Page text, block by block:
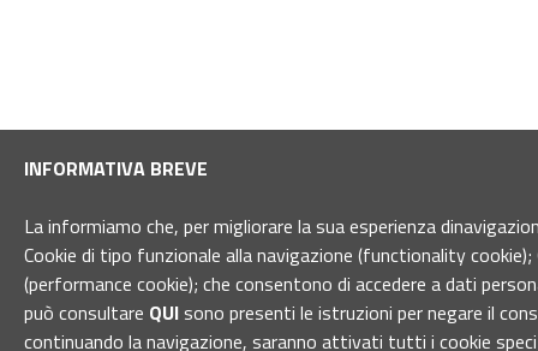
INFORMATIVA BREVE
La informiamo che, per migliorare la sua esperienza
Cookie di tipo funzionale alla navigazione (functionality
(performance cookie); che consentono di accedere a dati
può consultare QUIsono presenti le istruzioni per negare il
continuando la navigazione, saranno attivati tutti i cookie